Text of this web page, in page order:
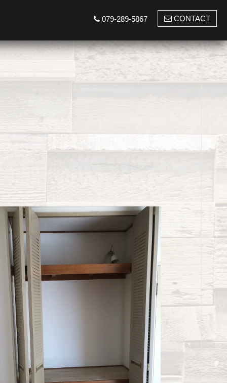
079-289-5867 CONTACT